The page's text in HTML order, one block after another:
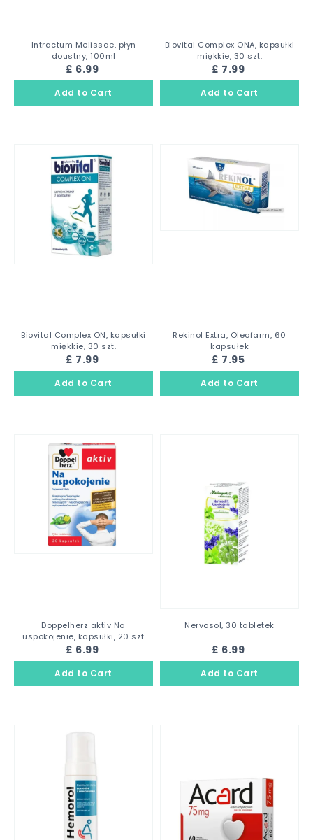
Intractum Melissae, płyn
doustny, 100ml
£ 6.99
Biovital Complex ONA, kapsułki
miękkie, 30 szt.
£ 7.99
Biovital Complex ON, kapsułki
miękkie, 30 szt.
£ 7.99
Rekinol Extra, Oleofarm, 60
kapsułek
£ 7.95
Doppelherz aktiv Na
uspokojenie, kapsułki, 20 szt
£ 6.99
Nervosol, 30 tabletek
£ 6.99